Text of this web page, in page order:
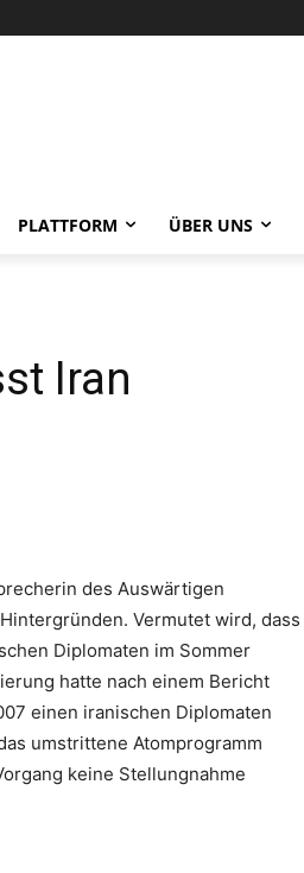
PLATTFORM ÜBER UNS
Iran
des Auswärtigen
Vermutet wird, dass
Diplomaten im Sommer
hatte nach einem Bericht
einen iranischen Diplomaten
umstrittene Atomprogramm
keine Stellungnahme